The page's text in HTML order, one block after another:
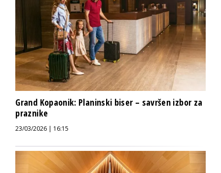
Grand Kopaonik: Planinski biser – savršen izbor za
praznike
23/03/2026 | 16:15